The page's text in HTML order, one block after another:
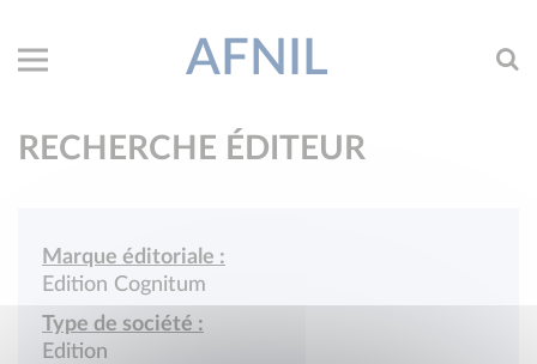
AFNIL
RECHERCHE ÉDITEUR
Marque éditoriale :
Edition Cognitum
Type de société :
Edition